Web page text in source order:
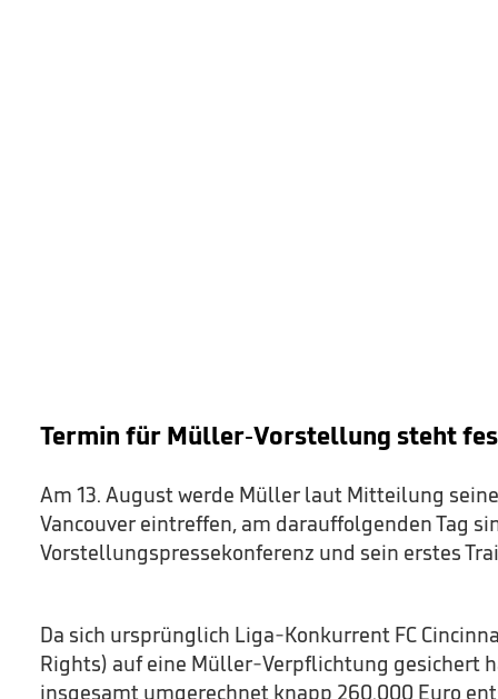
Termin für Müller-Vorstellung steht
Am 13. August werde Müller laut Mitteilung
Vancouver eintreffen, am darauffolgenden Tag
Vorstellungspressekonferenz und sein erstes
Da sich ursprünglich Liga-Konkurrent FC
Rights) auf eine Müller-Verpflichtung gesichert
insgesamt umgerechnet knapp 260.000 Euro